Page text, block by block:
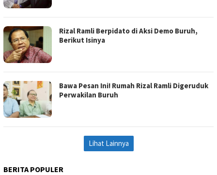
Rizal Ramli Berpidato di Aksi Demo Buruh,
Berikut Isinya
Bawa Pesan Ini! Rumah Rizal Ramli Digeruduk
Perwakilan Buruh
Lihat Lainnya
BERITA POPULER